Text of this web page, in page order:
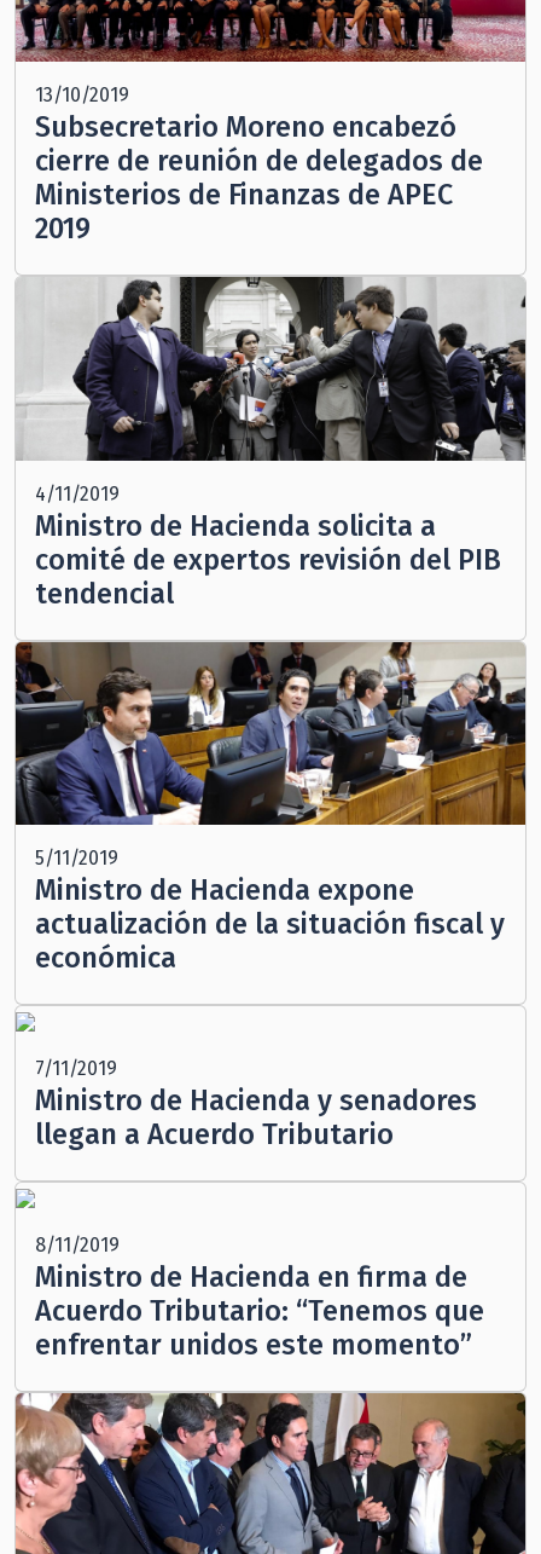
13/10/2019
Subsecretario Moreno encabezó
cierre de reunión de delegados de
Ministerios de Finanzas de APEC
2019
4/11/2019
Ministro de Hacienda solicita a
comité de expertos revisión del PIB
tendencial
5/11/2019
Ministro de Hacienda expone
actualización de la situación fiscal y
económica
7/11/2019
Ministro de Hacienda y senadores
llegan a Acuerdo Tributario
8/11/2019
Ministro de Hacienda en firma de
Acuerdo Tributario: “Tenemos que
enfrentar unidos este momento”